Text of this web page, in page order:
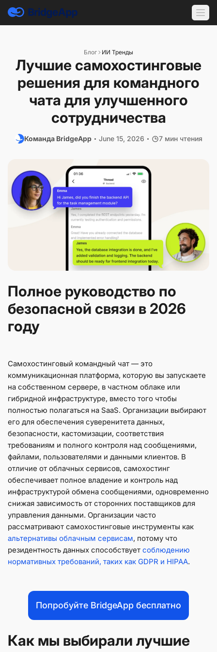
Блог ИИ Тренды
Лучшие самохостинговые
решения для командного
чата для улучшенного
сотрудничества
Команда BridgeApp June 15, 2026 7 мин чтения
Полное руководство по
безопасной связи в 2026
году
Самохостинговый командный чат — это
коммуникационная платформа, которую вы запускаете
на собственном сервере, в частном облаке или
гибридной инфраструктуре, вместо того чтобы
полностью полагаться на SaaS. Организации выбирают
его для обеспечения суверенитета данных,
безопасности, кастомизации, соответствия
требованиям и полного контроля над сообщениями,
файлами, пользователями и данными клиентов. В
отличие от облачных сервисов, самохостинг
обеспечивает полное владение и контроль над
инфраструктурой обмена сообщениями, одновременно
снижая зависимость от сторонних поставщиков для
управления данными. Организации часто
рассматривают самохостинговые инструменты как
альтернативы облачным сервисам, потому что
резидентность данных способствует соблюдению
нормативных требований, таких как GDPR и HIPAA.
Попробуйте BridgeApp бесплатно
Как мы выбирали лучшие